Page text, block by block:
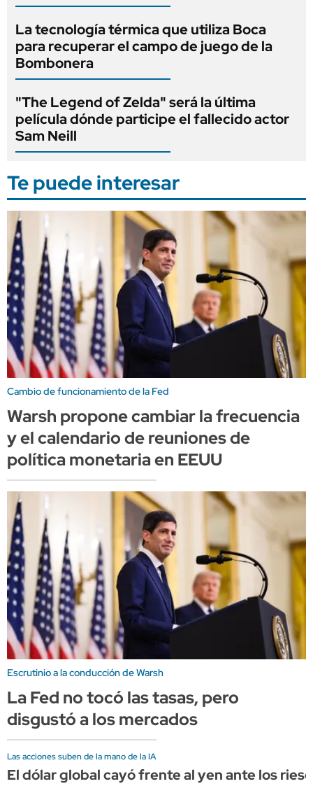
La tecnología térmica que utiliza Boca
para recuperar el campo de juego de la
Bombonera
"The Legend of Zelda" será la última
película dónde participe el fallecido actor
Sam Neill
Te puede interesar
Cambio de funcionamiento de la Fed
Warsh propone cambiar la frecuencia
y el calendario de reuniones de
política monetaria en EEUU
Escrutinio a la conducción de Warsh
La Fed no tocó las tasas, pero
disgustó a los mercados
Las acciones suben de la mano de la IA
El dólar global cayó frente al yen ante los